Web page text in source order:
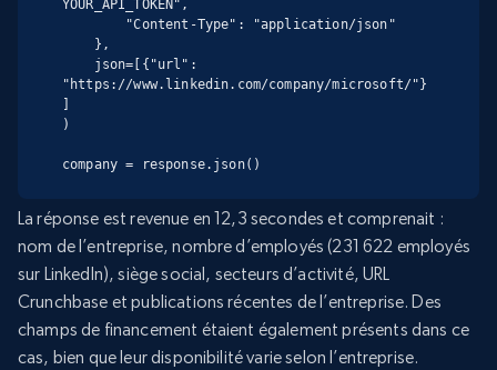
YOUR_API_TOKEN",
"https://www.linkedin.com/company/microsoft/"}
]
)
company = response.json()
La réponse est revenue en 12,3 secondes et comprenait :
nom de l’entreprise, nombre d’employés (231 622 employés
sur LinkedIn), siège social, secteurs d’activité, URL
Crunchbase et publications récentes de l’entreprise. Des
champs de financement étaient également présents dans ce
cas, bien que leur disponibilité varie selon l’entreprise.